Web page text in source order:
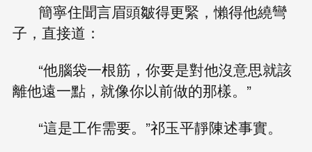
簡寧住聞言眉頭皺得更緊，懶得他繞彎
子，直接道：
“他腦袋一根筋，你要是對他沒意思就該
離他遠一點，就像你以前做的那樣。”
“這是工作需要。”祁玉平靜陳述事實。